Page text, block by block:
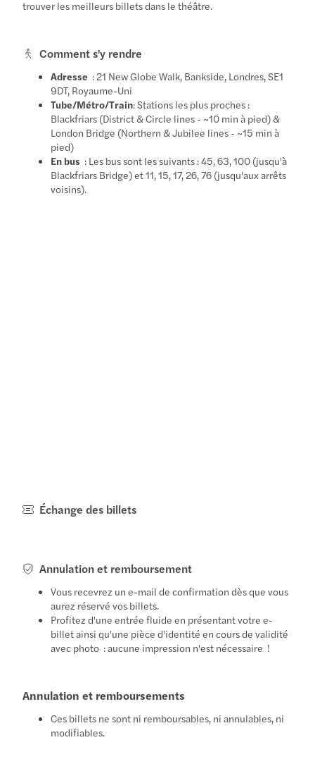
trouver les meilleurs billets dans le théâtre.
Comment s'y rendre
Adresse : 21 New Globe Walk, Bankside, Londres, SE1
9DT, Royaume-Uni
Tube/Métro/Train: Stations les plus proches :
Blackfriars (District & Circle lines - ~10 min à pied) &
London Bridge (Northern & Jubilee lines - ~15 min à
pied)
En bus : Les bus sont les suivants : 45, 63, 100 (jusqu'à
Blackfriars Bridge) et 11, 15, 17, 26, 76 (jusqu'aux arrêts
voisins).
Échange des billets
Annulation et remboursement
Vous recevrez un e-mail de confirmation dès que vous
aurez réservé vos billets.
Profitez d'une entrée fluide en présentant votre e-
billet ainsi qu'une pièce d'identité en cours de validité
avec photo : aucune impression n'est nécessaire !
Annulation et remboursements
Ces billets ne sont ni remboursables, ni annulables, ni
modifiables.